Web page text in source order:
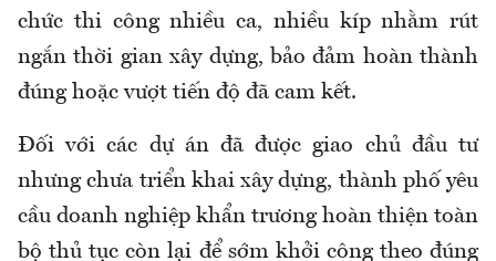
chức thi công nhiều ca, nhiều kíp nhằm rút
ngắn thời gian xây dựng, bảo đảm hoàn thành
đúng hoặc vượt tiến độ đã cam kết.
Đối với các dự án đã được giao chủ đầu tư
nhưng chưa triển khai xây dựng, thành phố yêu
cầu doanh nghiệp khẩn trương hoàn thiện toàn
bộ thủ tục còn lại để sớm khởi công theo đúng